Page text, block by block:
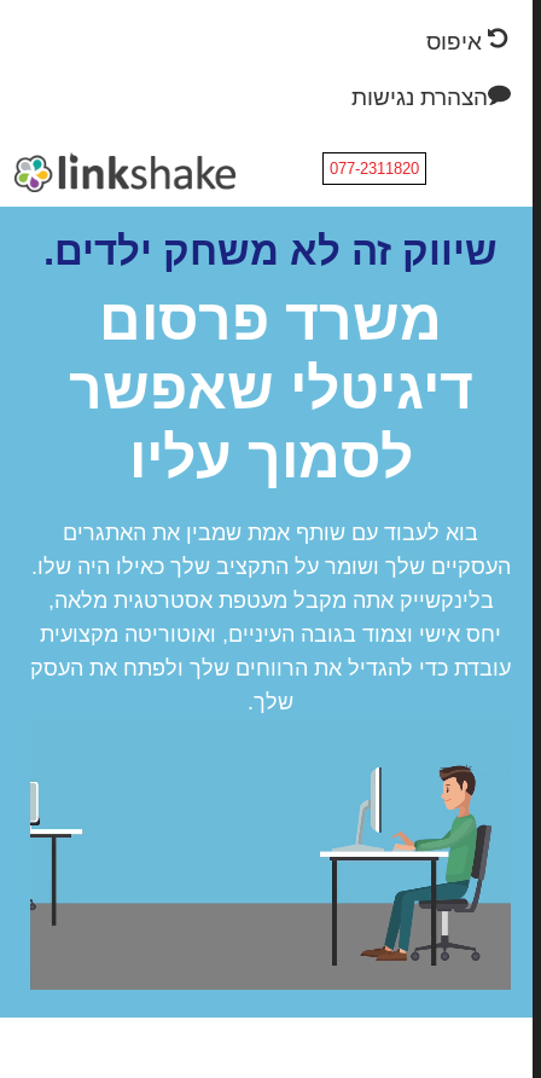
איפוס
הצהרת נגישות
077-2311820
שיווק זה לא משחק ילדים.
משרד פרסום
דיגיטלי שאפשר
לסמוך עליו
בוא לעבוד עם שותף אמת שמבין את האתגרים
העסקיים שלך ושומר על התקציב שלך כאילו היה שלו.
בלינקשייק אתה מקבל מעטפת אסטרטגית מלאה,
יחס אישי וצמוד בגובה העיניים, ואוטוריטה מקצועית
עובדת כדי להגדיל את הרווחים שלך ולפתח את העסק
שלך.